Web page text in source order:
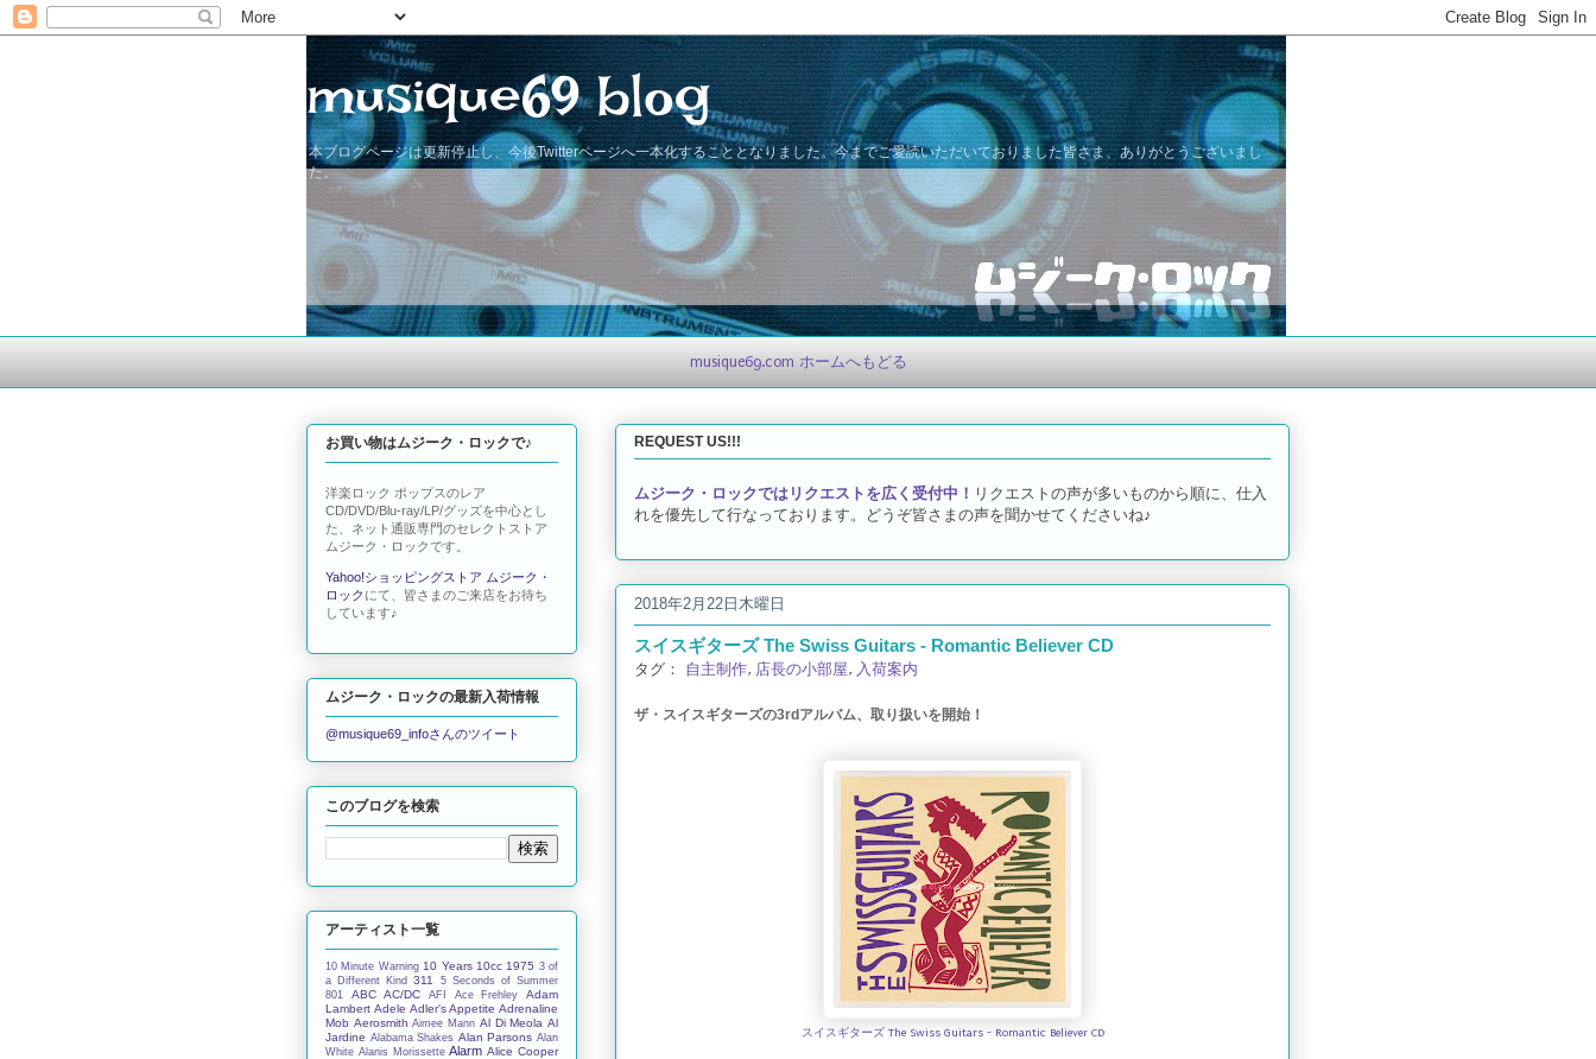
musique69 blog
本ブログページは更新停止し、今後Twitterページへ一本化することとなりました。今までご愛読いただいておりました皆さま、ありがとうございまし
た。
musique69.com ホームへもどる
REQUEST US!!!
ムジーク・ロックではリクエストを広く受付中！ リクエストの声が多いものから順に、仕入
れを優先して行なっております。どうぞ皆さまの声を聞かせてくださいね♪
2018年2月22日木曜日
スイスギターズ The Swiss Guitars - Romantic Believer CD
タグ： 自主制作, 店長の小部屋, 入荷案内
ザ・スイスギターズの3rdアルバム、取り扱いを開始！
スイスギターズ The Swiss Guitars - Romantic Believer CD
お買い物はムジーク・ロックで♪
洋楽ロック ポップスのレア
CD/DVD/Blu-ray/LP/グッズを中心とし
た、ネット通販専門のセレクトストア
ムジーク・ロックです。
Yahoo!ショッピングストア ムジーク・
ロック にて、皆さまのご来店をお待ち
しています♪
ムジーク・ロックの最新入荷情報
@musique69_infoさんのツイート
このブログを検索
アーティスト一覧
10 Minute Warning 10 Years 10cc 1975 3 of
a Different Kind
311
5 Seconds of Summer
801
ABC AC/DC AFI Ace Frehley
Adam
Lambert Adele Adler's Appetite Adrenaline
Mob Aerosmith Aimee Mann Al Di Meola Al
Jardine Alabama Shakes Alan Parsons Alan
White Alanis Morissette Alarm Alice Cooper